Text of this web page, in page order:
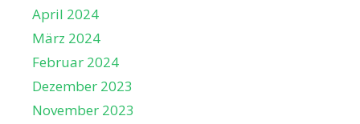
April 2024
März 2024
Februar 2024
Dezember 2023
November 2023